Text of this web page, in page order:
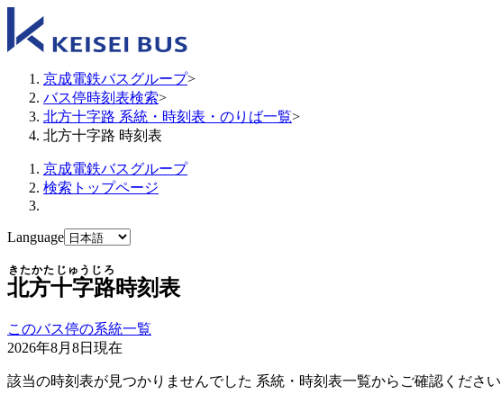
京成電鉄バスグループ>
バス停時刻表検索>
北方十字路 系統・時刻表・のりば一覧>
北方十字路 時刻表
京成電鉄バスグループ
検索トップページ
Language
北方十字路
きたかたじゅうじろ
時刻表
このバス停の系統一覧
2026年8月8日 現在
該当の時刻表が見つかりませんでした 系統・時刻表一覧からご確認ください